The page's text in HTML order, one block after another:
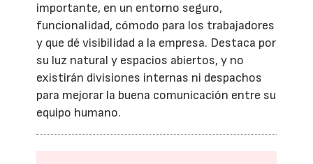
importante, en un entorno seguro,
funcionalidad, cómodo para los trabajadores
y que dé visibilidad a la empresa. Destaca por
su luz natural y espacios abiertos, y no
existirán divisiones internas ni despachos
para mejorar la buena comunicación entre su
equipo humano.